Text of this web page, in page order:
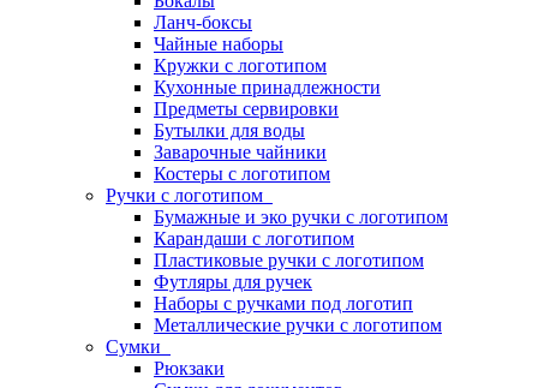
Ланч-боксы
Чайные наборы
Кружки с логотипом
Кухонные принадлежности
Предметы сервировки
Бутылки для воды
Заварочные чайники
Костеры с логотипом
Ручки с логотипом
Бумажные и эко ручки с логотипом
Карандаши с логотипом
Пластиковые ручки с логотипом
Футляры для ручек
Наборы с ручками под логотип
Металлические ручки с логотипом
Сумки
Рюкзаки